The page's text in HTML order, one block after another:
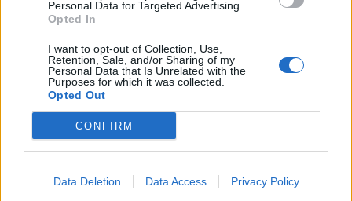
Personal Data for Targeted Advertising.
Opted In
I want to opt-out of Collection, Use,
Retention, Sale, and/or Sharing of my
Personal Data that Is Unrelated with the
Purposes for which it was collected.
Opted Out
CONFIRM
Data Deletion Data Access Privacy Policy
Staran luetuimmat
1
UUTISET